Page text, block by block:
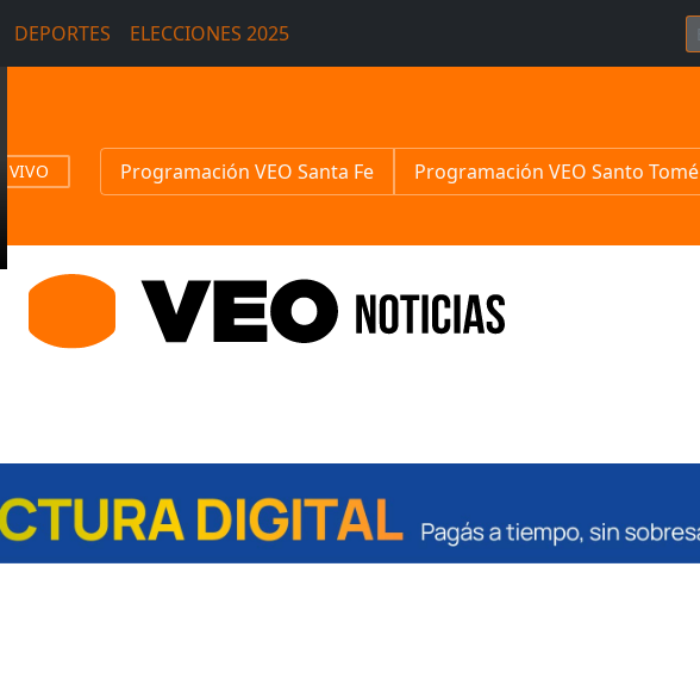
DEPORTES ELECCIONES 2025
VIVO Programación VEO Santa Fe Programación VEO Santo Tomé